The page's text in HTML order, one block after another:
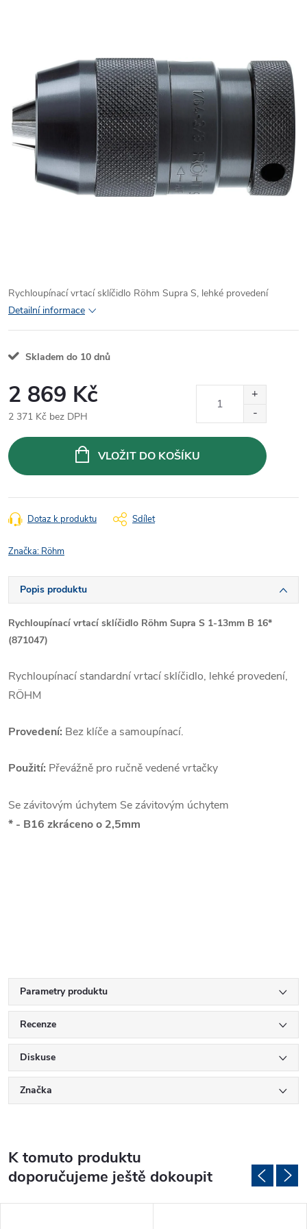
Rychloupínací vrtací sklíčidlo Röhm Supra S, lehké provedení
Detailní informace
Skladem do 10 dnů
2 869 Kč
2 371 Kč bez DPH
cena:
VLOŽIT DO KOŠÍKU
Dotaz k produktu Sdílet
Značka: Röhm
Popis produktu
Rychloupínací vrtací sklíčidlo Röhm Supra S 1-13mm B 16*
(871047)
Rychloupínací standardní vrtací sklíčidlo, lehké provedení,
RÖHM
Provedení: Bez klíče a samoupínací.
Použití: Převážně pro ručně vedené vrtačky
Se závitovým úchytem Se závitovým úchytem
* - B16 zkráceno o 2,5mm
Parametry produktu
Recenze
Diskuse
Značka
K tomuto produktu
doporučujeme ještě dokoupit